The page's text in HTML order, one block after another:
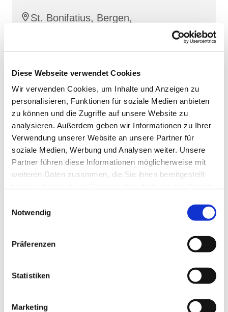
Diese Webseite verwendet Cookies
Wir verwenden Cookies, um Inhalte und Anzeigen zu
personalisieren, Funktionen für soziale Medien anbieten
zu können und die Zugriffe auf unsere Website zu
analysieren. Außerdem geben wir Informationen zu Ihrer
Verwendung unserer Website an unsere Partner für
soziale Medien, Werbung und Analysen weiter. Unsere
Partner führen diese Informationen möglicherweise mit
weiteren Daten zusammen, die Sie ihnen bereitgestellt
Notwendig
Präferenzen
Statistiken
Marketing
St. Bonifatius, Bergen,
Clementstraße 1, 18528 Bergen auf